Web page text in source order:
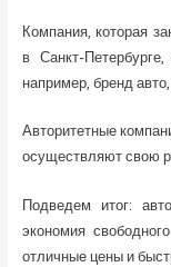
Компания, которая
в Санкт-
например, бренд
Авторитетные
осуществляют свою
Подведем итог:
экономия
отличные цены и